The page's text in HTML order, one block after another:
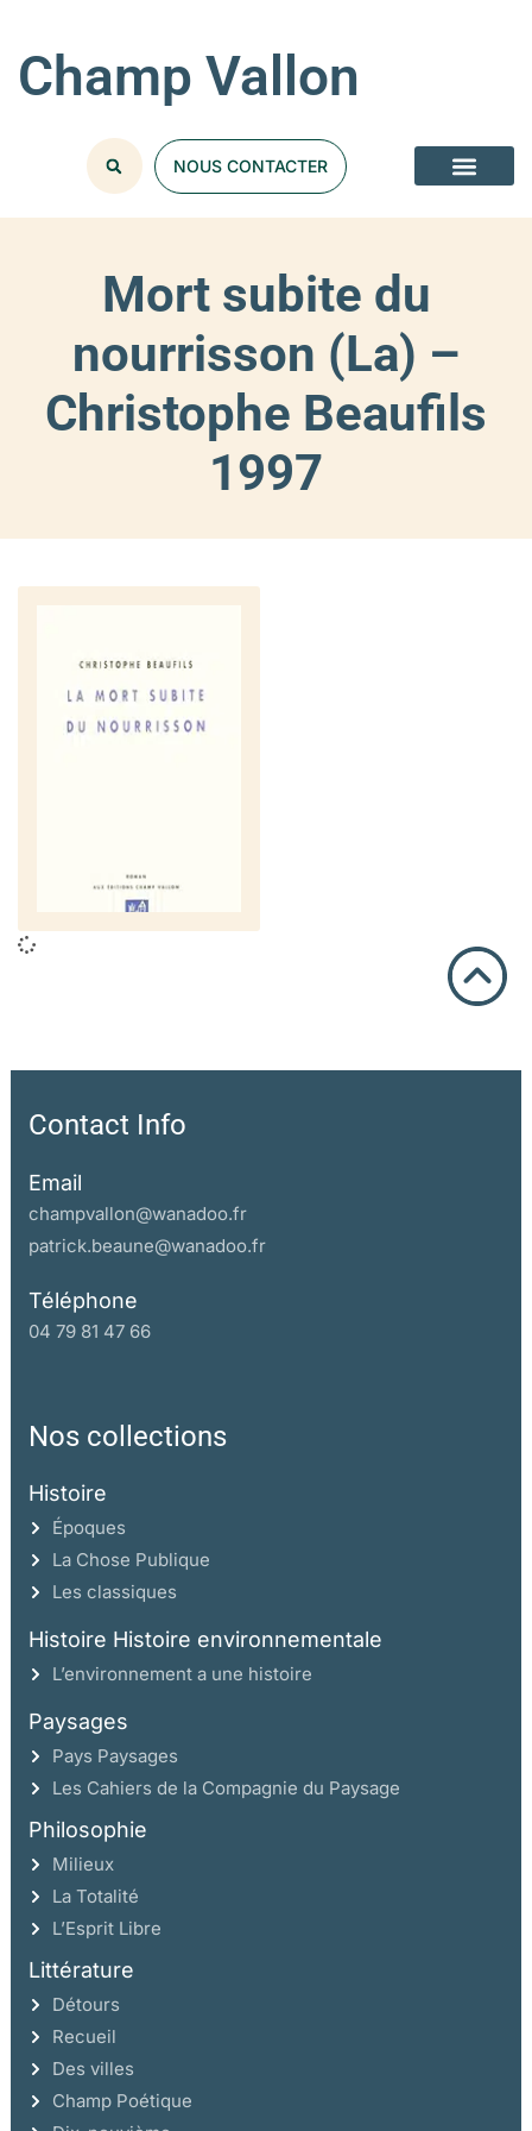
Champ Vallon
NOUS CONTACTER
Mort subite du
nourrisson (La) –
Christophe Beaufils
1997
Contact Info
Email
champvallon@wanadoo.fr
patrick.beaune@wanadoo.fr
Téléphone
04 79 81 47 66
Nos collections
Histoire
Époques
La Chose Publique
Les classiques
Histoire Histoire environnementale
L’environnement a une histoire
Paysages
Pays Paysages
Les Cahiers de la Compagnie du Paysage
Philosophie
Milieux
La Totalité
L’Esprit Libre
Littérature
Détours
Recueil
Des villes
Champ Poétique